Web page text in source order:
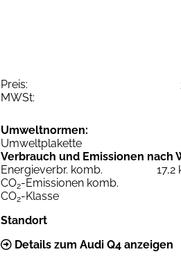
Preis:
MWSt:
Umweltnormen:
Umweltplakette
Verbrauch und Emissionen nach
Energieverbr. komb.
CO2-Emissionen komb.
CO2-Klasse
Standort
Details zum Audi Q4 anzeigen